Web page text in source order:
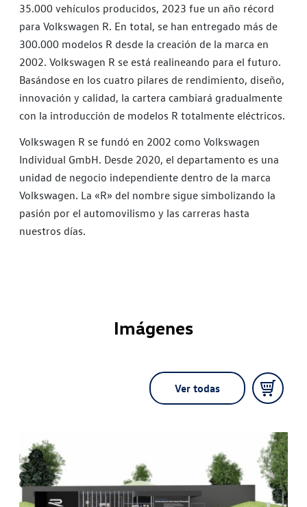
35.000 vehículos producidos, 2023 fue un año récord
para Volkswagen R. En total, se han entregado más de
300.000 modelos R desde la creación de la marca en
2002. Volkswagen R se está realineando para el futuro.
Basándose en los cuatro pilares de rendimiento, diseño,
innovación y calidad, la cartera cambiará gradualmente
con la introducción de modelos R totalmente eléctricos.
Volkswagen R se fundó en 2002 como Volkswagen
Individual GmbH. Desde 2020, el departamento es una
unidad de negocio independiente dentro de la marca
Volkswagen. La «R» del nombre sigue simbolizando la
pasión por el automovilismo y las carreras hasta
nuestros días.
Imágenes
Ver todas